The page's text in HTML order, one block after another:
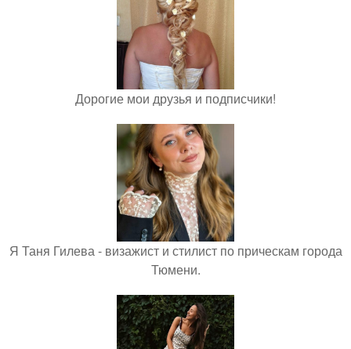
Дорогие мои друзья и подписчики!
Я Таня Гилева - визажист и стилист по прическам города
Тюмени.